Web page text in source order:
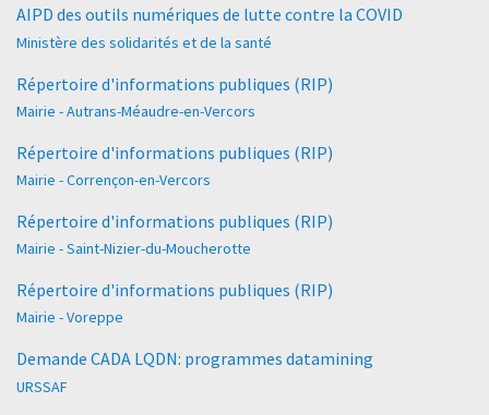
AIPD des outils numériques de lutte contre la COVID
Ministère des solidarités et de la santé
Répertoire d'informations publiques (RIP)
Mairie - Autrans-Méaudre-en-Vercors
Répertoire d'informations publiques (RIP)
Mairie - Corrençon-en-Vercors
Répertoire d'informations publiques (RIP)
Mairie - Saint-Nizier-du-Moucherotte
Répertoire d'informations publiques (RIP)
Mairie - Voreppe
Demande CADA LQDN: programmes datamining
URSSAF